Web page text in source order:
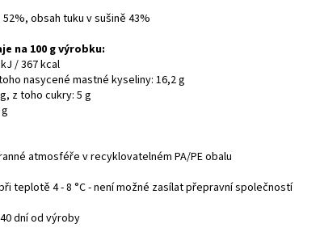
obsah tuku v sušině 43%
na 100 g výrobku:
/ 367 kcal
nasycené mastné kyseliny: 16,2 g
z toho cukry: 5 g
atmosféře v recyklovatelném PA/PE obalu
teplotě 4 - 8 °C - není možné zasílat přepravní společností
40 dní od výroby